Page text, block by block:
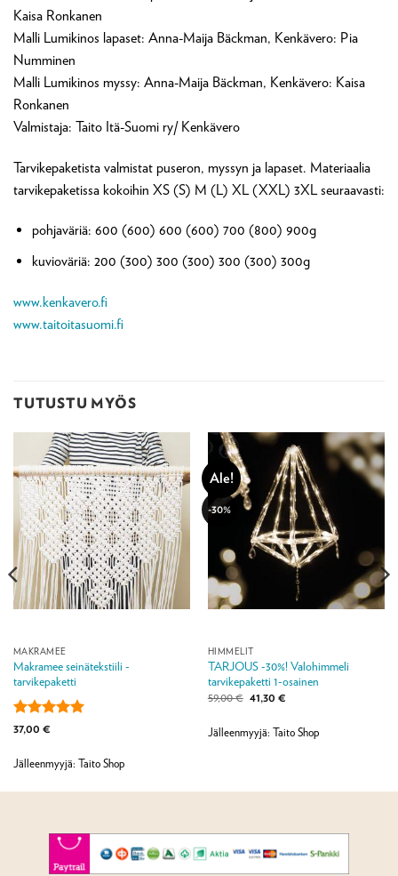
Kaisa Ronkanen
Malli Lumikinos lapaset: Anna-Maija Bäckman, Kenkävero: Pia
Numminen
Malli Lumikinos myssy: Anna-Maija Bäckman, Kenkävero: Kaisa
Ronkanen
Valmistaja: Taito Itä-Suomi ry/ Kenkävero
Tarvikepaketista valmistat puseron, myssyn ja lapaset. Materiaalia
tarvikepaketissa kokoihin XS (S) M (L) XL (XXL) 3XL seuraavasti:
pohjaväriä: 600 (600) 600 (600) 700 (800) 900g
kuvioväriä: 200 (300) 300 (300) 300 (300) 300g
www.kenkavero.fi
www.taitoitasuomi.fi
TUTUSTU MYÖS
MAKRAMEE
Makramee seinätekstiili -
tarvikepaketti
Arvostelu
/ 5
37,00 €
Jälleenmyyjä: Taito Shop
Ale!
-30%
HIMMELIT
TARJOUS -30%! Valohimmeli
tarvikepaketti 1-osainen
59,00€ Alkuperäinen
hinta
59,00 €.
41,30 €Nykyinen
41,30 €.
Jälleenmyyjä: Taito Shop